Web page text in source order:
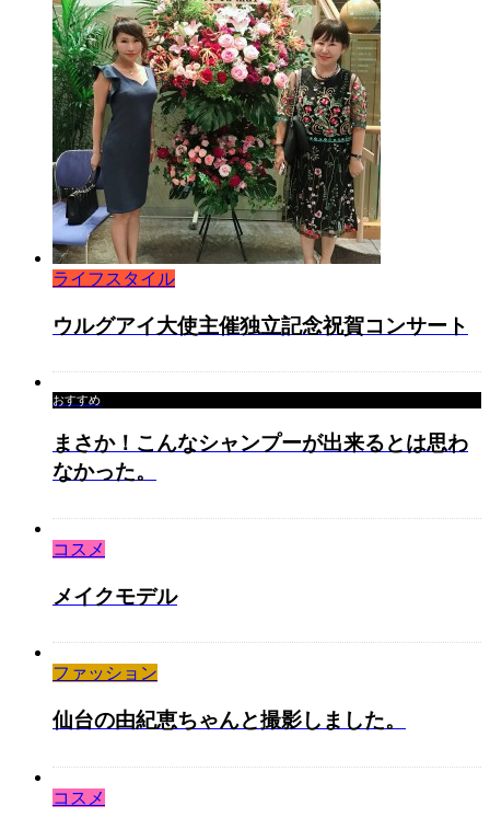
ライフスタイル
ウルグアイ大使主催独立記念祝賀コンサート
おすすめ
まさか！こんなシャンプーが出来るとは思わ
なかった。
コスメ
メイクモデル
ファッション
仙台の由紀恵ちゃんと撮影しました。
コスメ